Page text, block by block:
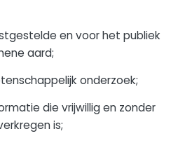
en voor het publiek
aard;
onderzoek;
die vrijwillig en zonder
is;